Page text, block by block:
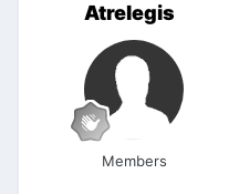
Atrelegis
Members